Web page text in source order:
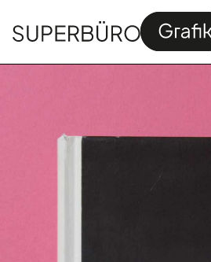
Homapage
Grafik